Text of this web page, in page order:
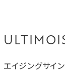
エイジングサイン